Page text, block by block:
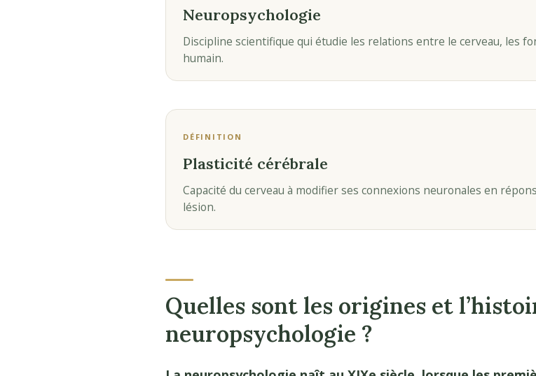
Neuropsychologie
Discipline scientifique qui étudie les relations entre le cerveau, les
humain.
DÉFINITION
Plasticité cérébrale
Capacité du cerveau à modifier ses connexions neuronales en
lésion.
Quelles sont les origines et
neuropsychologie ?